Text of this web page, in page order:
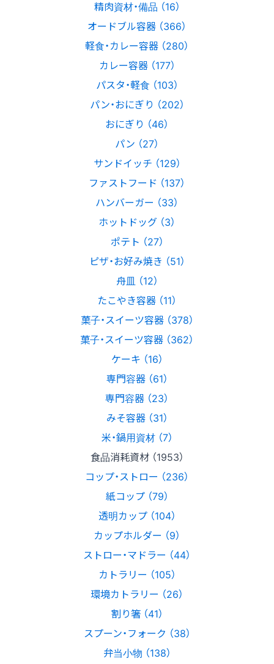
精肉資材・備品 （16）
オードブル容器 （366）
軽食・カレー容器 （280）
カレー容器 （177）
パスタ・軽食 （103）
パン・おにぎり （202）
おにぎり （46）
パン （27）
サンドイッチ （129）
ファストフード （137）
ハンバーガー （33）
ホットドッグ （3）
ポテト （27）
ピザ・お好み焼き （51）
舟皿 （12）
たこやき容器 （11）
菓子・スイーツ容器 （378）
菓子・スイーツ容器 （362）
ケーキ （16）
専門容器 （61）
専門容器 （23）
みそ容器 （31）
米・鍋用資材 （7）
食品消耗資材 （1953）
コップ・ストロー （236）
紙コップ （79）
透明カップ （104）
カップホルダー （9）
ストロー・マドラー （44）
カトラリー （105）
環境カトラリー （26）
割り箸 （41）
スプーン・フォーク （38）
弁当小物 （138）